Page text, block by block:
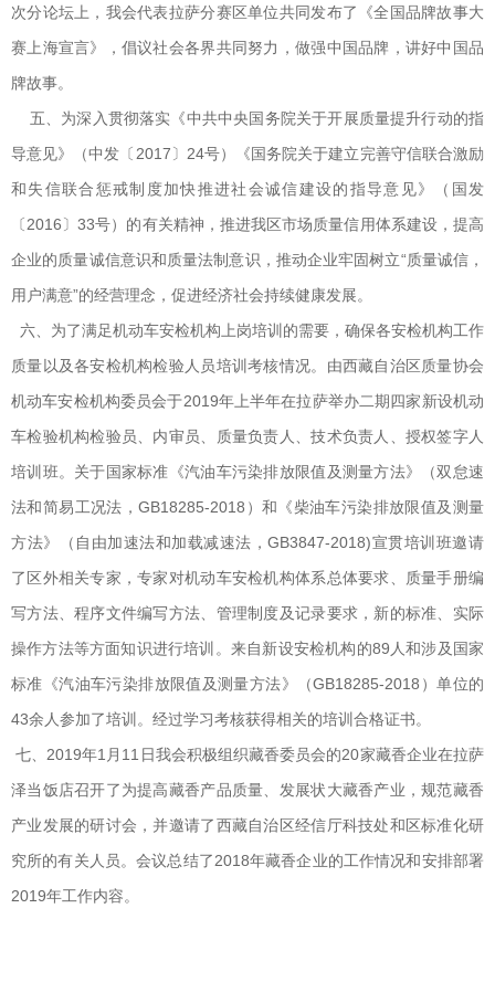
次分论坛上，我会代表拉萨分赛区单位共同发布了《全国品牌故事大
赛上海宣言》，倡议社会各界共同努力，做强中国品牌，讲好中国品
牌故事。
五、为深入贯彻落实《中共中央国务院关于开展质量提升行动的指
导意见》（中发〔2017〕24号）《国务院关于建立完善守信联合激励
和失信联合惩戒制度加快推进社会诚信建设的指导意见》（国发
〔2016〕33号）的有关精神，推进我区市场质量信用体系建设，提高
企业的质量诚信意识和质量法制意识，推动企业牢固树立“质量诚信，
用户满意”的经营理念，促进经济社会持续健康发展。
六、为了满足机动车安检机构上岗培训的需要，确保各安检机构工作
质量以及各安检机构检验人员培训考核情况。由西藏自治区质量协会
机动车安检机构委员会于2019年上半年在拉萨举办二期四家新设机动
车检验机构检验员、内审员、质量负责人、技术负责人、授权签字人
培训班。关于国家标准《汽油车污染排放限值及测量方法》（双怠速
法和简易工况法，GB18285-2018）和《柴油车污染排放限值及测量
方法》（自由加速法和加载减速法，GB3847-2018)宣贯培训班邀请
了区外相关专家，专家对机动车安检机构体系总体要求、质量手册编
写方法、程序文件编写方法、管理制度及记录要求，新的标准、实际
操作方法等方面知识进行培训。来自新设安检机构的89人和涉及国家
标准《汽油车污染排放限值及测量方法》（GB18285-2018）单位的
43余人参加了培训。经过学习考核获得相关的培训合格证书。
七、2019年1月11日我会积极组织藏香委员会的20家藏香企业在拉萨
泽当饭店召开了为提高藏香产品质量、发展状大藏香产业，规范藏香
产业发展的研讨会，并邀请了西藏自治区经信厅科技处和区标准化研
究所的有关人员。会议总结了2018年藏香企业的工作情况和安排部署
2019年工作内容。